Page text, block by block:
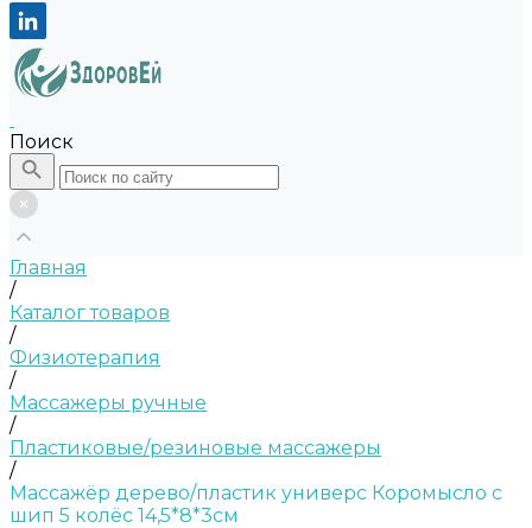
Поиск
Главная
/
Каталог товаров
/
Физиотерапия
/
Массажеры ручные
/
Пластиковые/резиновые массажеры
/
Массажёр дерево/пластик универс Коромысло с
шип 5 колёс 14,5*8*3см